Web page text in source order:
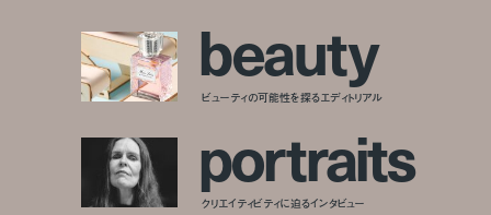
beauty
ビューティの可能性を探るエディトリアル
portraits
クリエイティビティに迫るインタビュー